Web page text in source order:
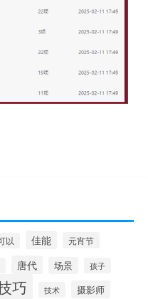
以 佳能 元宵节
唐代 场景 孩子
巧 技术 摄影师